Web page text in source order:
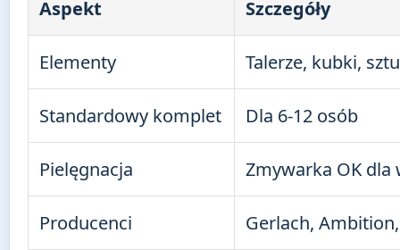
Aspekt Szczegóły
Elementy Talerze, kubki,
Standardowy komplet Dla 6-12 osób
Pielęgnacja Zmywarka OK dla
Producenci Gerlach,